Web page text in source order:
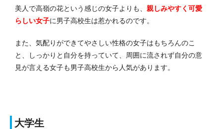
美人で高嶺の花という感じの女子よりも、 親しみやすく可愛
らしい女子に男子高校生は惹かれるのです。
また、気配りができてやさしい性格の女子はもちろんのこ
と、しっかりと自分を持っていて、周囲に流されず自分の意
見が言える女子も男子高校生から人気があります。
大学生